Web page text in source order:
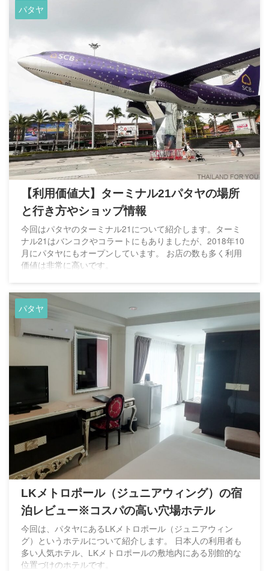
パタヤ
【利用価値大】ターミナル21パタヤの場所
と行き方やショップ情報
今回はパタヤのターミナル21について紹介します。ターミ
ナル21はバンコクやコラートにもありましたが、2018年10
月にパタヤにもオープンしています。 お店の数も多く利用
価値は非常に高いです。
パタヤ
LKメトロポール（ジュニアウィング）の宿
泊レビュー※コスパの高い穴場ホテル
今回は、パタヤにあるLKメトロポール（ジュニアウィン
グ）というホテルについて紹介します。 日本人の利用者も
多い人気ホテル、LKメトロポールの敷地内にある別館的な
位置づけのホテルです。